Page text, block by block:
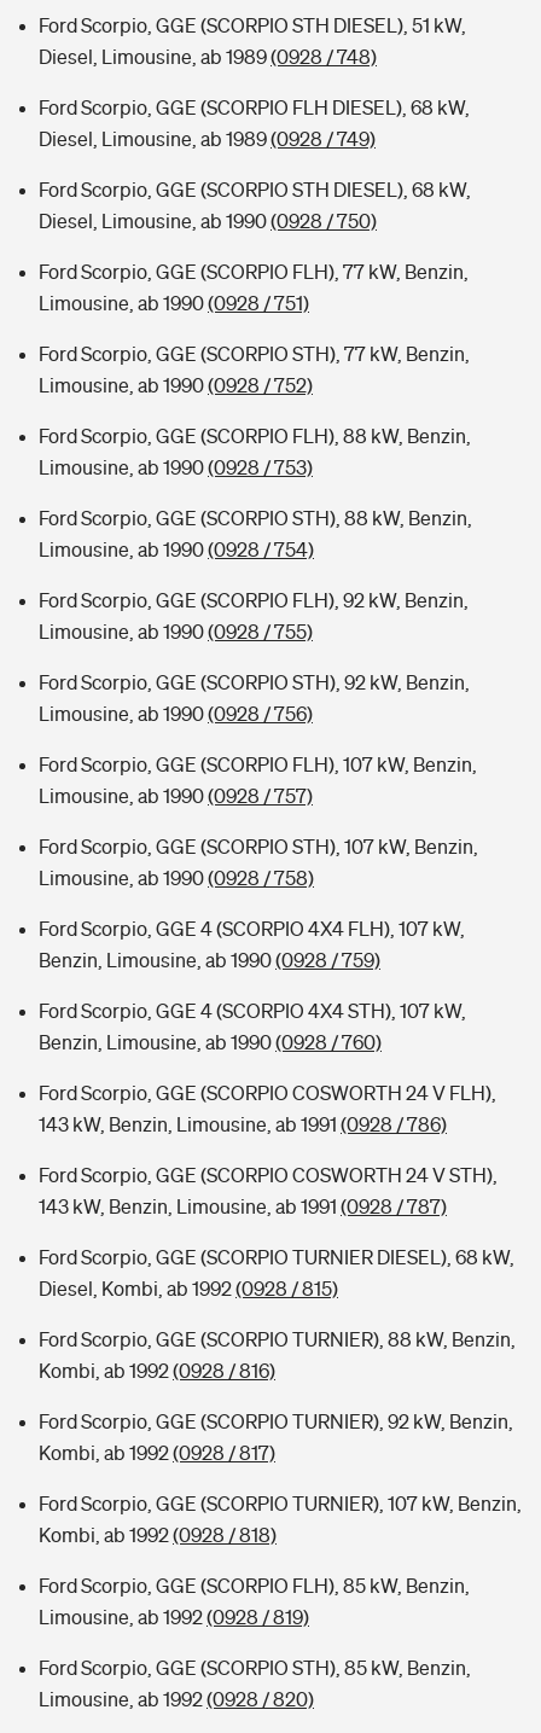
Ford Scorpio, GGE (SCORPIO STH DIESEL), 51 kW,
Diesel, Limousine, ab 1989(0928 / 748)
Ford Scorpio, GGE (SCORPIO FLH DIESEL), 68 kW,
Diesel, Limousine, ab 1989(0928 / 749)
Ford Scorpio, GGE (SCORPIO STH DIESEL), 68 kW,
Diesel, Limousine, ab 1990(0928 / 750)
Ford Scorpio, GGE (SCORPIO FLH), 77 kW, Benzin,
Limousine, ab 1990(0928 / 751)
Ford Scorpio, GGE (SCORPIO STH), 77 kW, Benzin,
Limousine, ab 1990(0928 / 752)
Ford Scorpio, GGE (SCORPIO FLH), 88 kW, Benzin,
Limousine, ab 1990(0928 / 753)
Ford Scorpio, GGE (SCORPIO STH), 88 kW, Benzin,
Limousine, ab 1990(0928 / 754)
Ford Scorpio, GGE (SCORPIO FLH), 92 kW, Benzin,
Limousine, ab 1990(0928 / 755)
Ford Scorpio, GGE (SCORPIO STH), 92 kW, Benzin,
Limousine, ab 1990(0928 / 756)
Ford Scorpio, GGE (SCORPIO FLH), 107 kW, Benzin,
Limousine, ab 1990(0928 / 757)
Ford Scorpio, GGE (SCORPIO STH), 107 kW, Benzin,
Limousine, ab 1990(0928 / 758)
Ford Scorpio, GGE 4 (SCORPIO 4X4 FLH), 107 kW,
Benzin, Limousine, ab 1990(0928 / 759)
Ford Scorpio, GGE 4 (SCORPIO 4X4 STH), 107 kW,
Benzin, Limousine, ab 1990(0928 / 760)
Ford Scorpio, GGE (SCORPIO COSWORTH 24 V FLH),
143 kW, Benzin, Limousine, ab 1991 (0928 / 786)
Ford Scorpio, GGE (SCORPIO COSWORTH 24 V STH),
143 kW, Benzin, Limousine, ab 1991 (0928 / 787)
Ford Scorpio, GGE (SCORPIO TURNIER DIESEL), 68 kW,
Diesel, Kombi, ab 1992(0928 / 815)
Ford Scorpio, GGE (SCORPIO TURNIER), 88 kW, Benzin,
Kombi, ab 1992(0928 / 816)
Ford Scorpio, GGE (SCORPIO TURNIER), 92 kW, Benzin,
Kombi, ab 1992(0928 / 817)
Ford Scorpio, GGE (SCORPIO TURNIER), 107 kW, Benzin,
Kombi, ab 1992(0928 / 818)
Ford Scorpio, GGE (SCORPIO FLH), 85 kW, Benzin,
Limousine, ab 1992(0928 / 819)
Ford Scorpio, GGE (SCORPIO STH), 85 kW, Benzin,
Limousine, ab 1992(0928 / 820)